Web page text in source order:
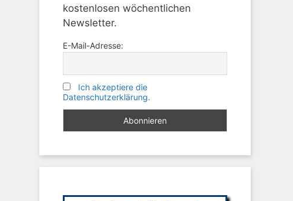
kostenlosen wöchentlichen
Newsletter.
E-Mail-Adresse:
Ich akzeptiere die
Datenschutzerklärung.